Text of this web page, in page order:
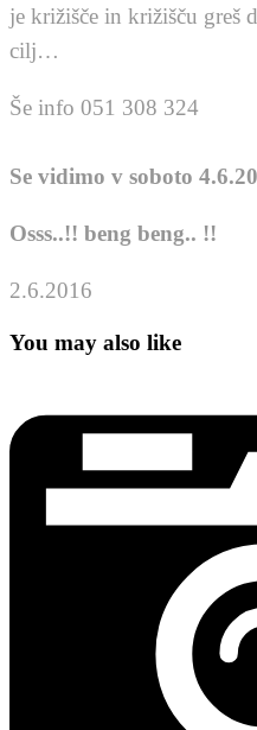
je križišče in križišču greš
cilj…
Še info 051 308 324
Se vidimo v soboto
Osss..!! beng beng.. !!
2.6.2016
You may also like